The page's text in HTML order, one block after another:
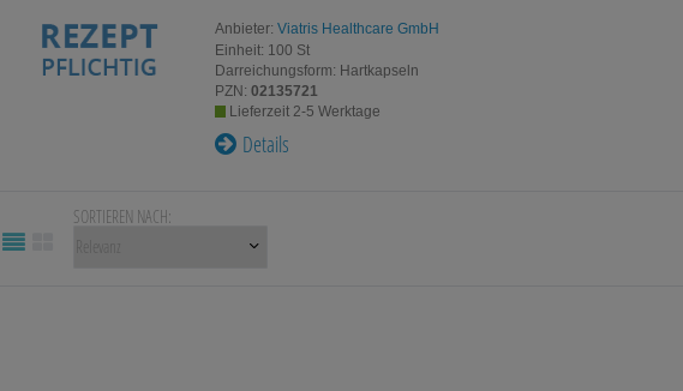
Anbieter: Viatris Healthcare GmbH
Einheit: 100 St
Darreichungsform: Hartkapseln
PZN: 02135721
Lieferzeit 2-5 Werktage
Details
SORTIEREN NACH: